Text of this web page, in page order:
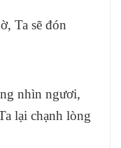
Ta sẽ đón
nhìn ngươi,
lại chạnh lòng